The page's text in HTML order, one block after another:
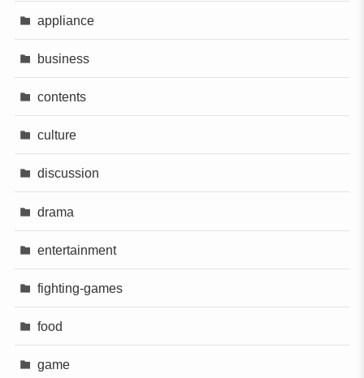
appliance
business
contents
culture
discussion
drama
entertainment
fighting-games
food
game